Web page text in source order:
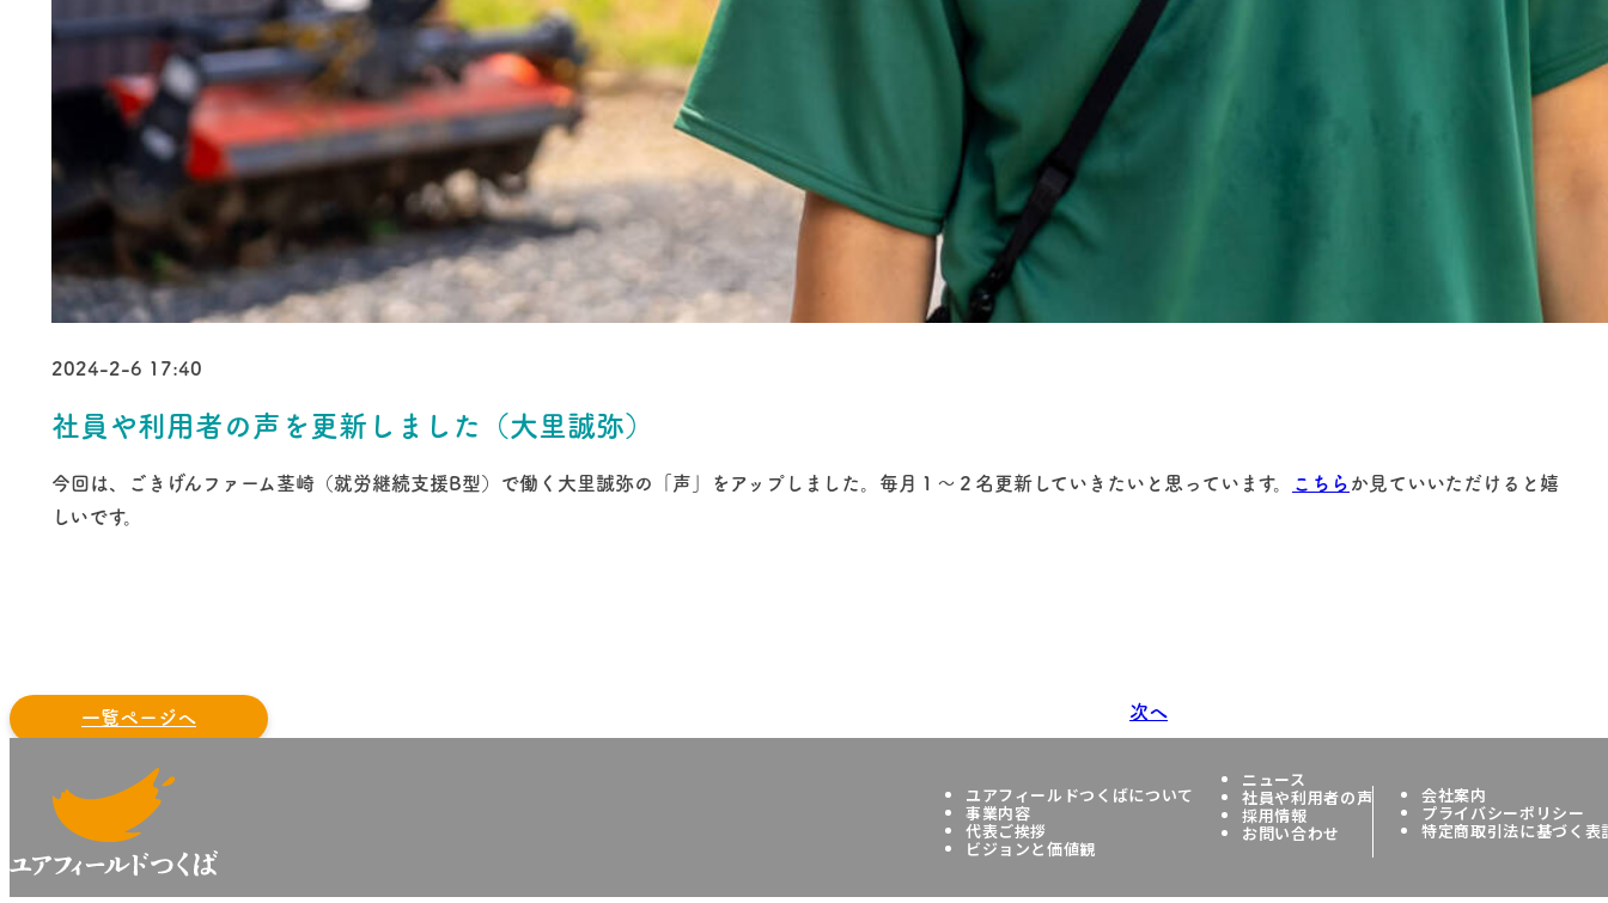
2024-2-6 17:40
社員や利用者の声を更新しました（大里誠弥）
今回は、ごきげんファーム茎崎（就労継続支援B型）で働く大里誠弥の「声」をアップしました。毎月１〜２名更新していきたいと思っています。 こちら か見ていいただけると嬉
しいです。
一覧ページへ 次へ
ユアフィールドつくばについて
事業内容
代表ご挨拶
ビジョンと価値観
ニュース
社員や利用者の声
採用情報
お問い合わせ
会社案内
プライバシーポリシー
特定商取引法に基づく表
All rights reserved by Your Field